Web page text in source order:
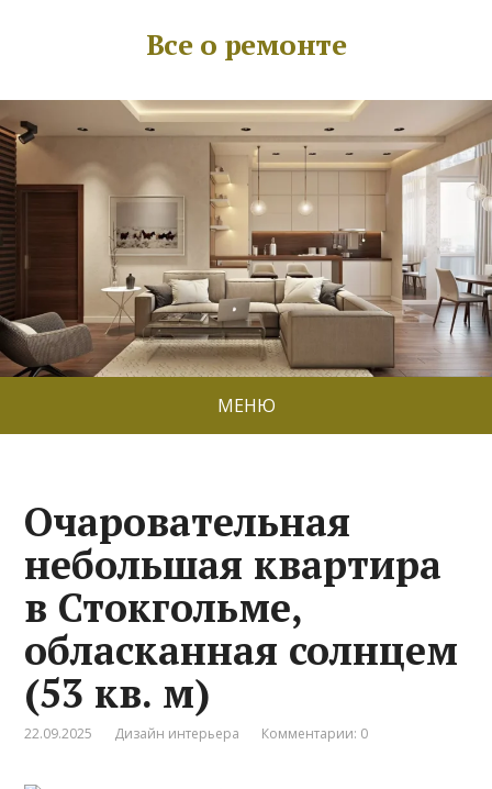
Все о ремонте
МЕНЮ
Очаровательная
небольшая квартира
в Стокгольме,
обласканная солнцем
(53 кв. м)
22.09.2025 Дизайн интерьера Комментарии: 0